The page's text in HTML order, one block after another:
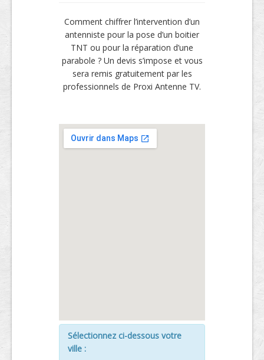
Comment chiffrer l’intervention d’un
antenniste pour la pose d’un boitier
TNT ou pour la réparation d’une
parabole ? Un devis s’impose et vous
sera remis gratuitement par les
professionnels de Proxi Antenne TV.
Sélectionnez ci-dessous votre
ville :